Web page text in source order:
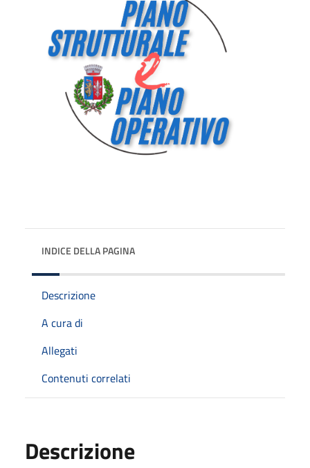
INDICE DELLA PAGINA
Descrizione
A cura di
Allegati
Contenuti correlati
Descrizione